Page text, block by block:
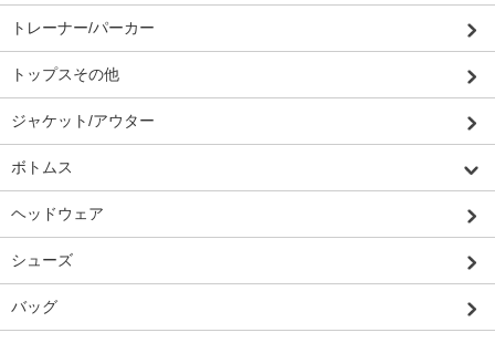
トレーナー/パーカー
トップスその他
ジャケット/アウター
ボトムス
ヘッドウェア
シューズ
バッグ